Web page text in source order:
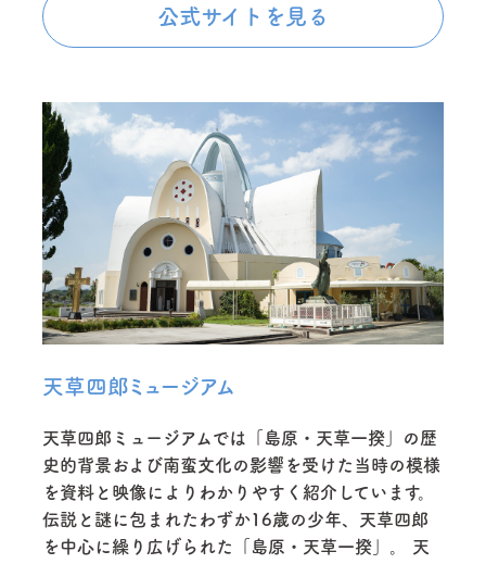
公式サイトを見る
天草四郎ミュージアム
天草四郎ミュージアムでは「島原・天草一揆」の歴
史的背景および南蛮文化の影響を受けた当時の模様
を資料と映像によりわかりやすく紹介しています。
伝説と謎に包まれたわずか16歳の少年、天草四郎
を中心に繰り広げられた「島原・天草一揆」。 天